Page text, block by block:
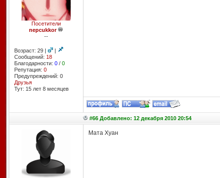
Посетители
nepcukkor
--
Возраст: 29 |
|
Сообщений: 18
Благодарности: 0/ 0
Репутация: 0
Предупреждений: 0
Друзья
Тут: 15 лет 8 месяцев
#66 Добавлено: 12 декабря 2010 20:54
Мата Хуан